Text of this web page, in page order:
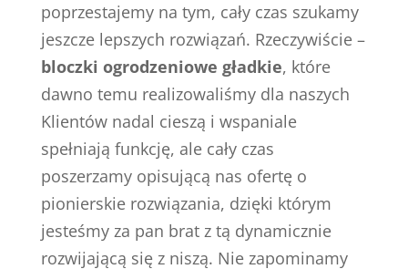
poprzestajemy na tym, cały czas szukamy
jeszcze lepszych rozwiązań. Rzeczywiście –
bloczki ogrodzeniowe gładkie, które
dawno temu realizowaliśmy dla naszych
Klientów nadal cieszą i wspaniale
spełniają funkcję, ale cały czas
poszerzamy opisującą nas ofertę o
pionierskie rozwiązania, dzięki którym
jesteśmy za pan brat z tą dynamicznie
rozwijającą się z niszą. Nie zapominamy